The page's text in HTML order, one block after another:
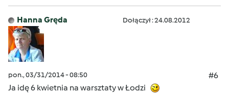
Hanna Gręda Dołączył : 24.08.2012
pon., 03/31/2014 - 08:50
#6
Ja idę 6 kwietnia na warsztaty w Łodzi